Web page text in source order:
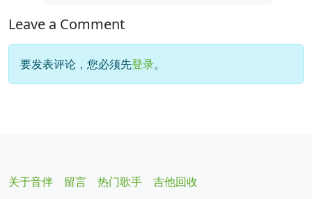
Leave a Comment
要发表评论，您必须先登录。
关于音伴 留言 热门歌手 吉他回收